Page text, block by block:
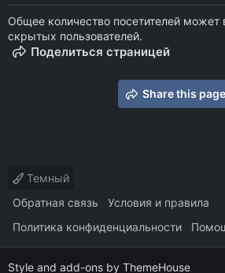
Общее количество посетителей может
скрытых пользователей.
Поделиться страницей
Share this page
Темный
Обратная связь
Условия и правила
Политика конфиденциальности
Style and add-ons by ThemeHouse